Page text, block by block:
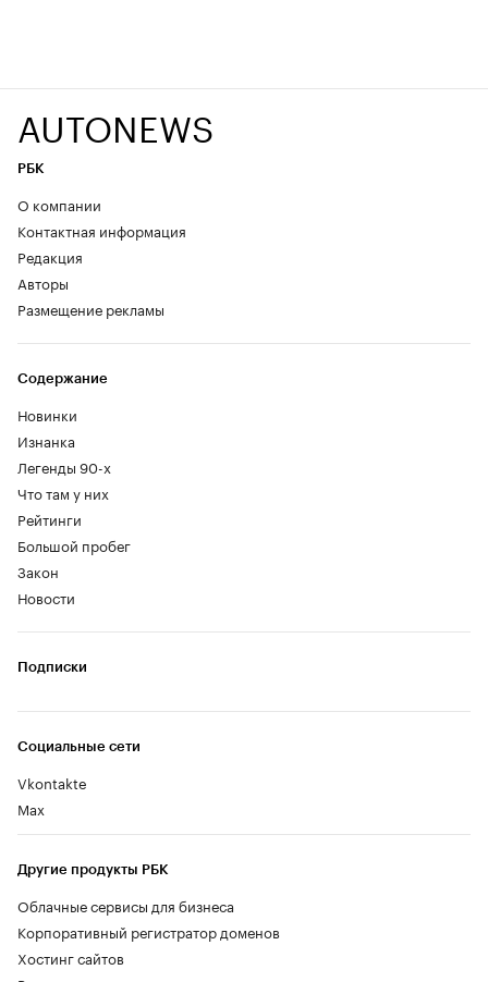
AUTONEWS
РБК
О компании
Контактная информация
Редакция
Авторы
Размещение рекламы
Содержание
Новинки
Изнанка
Легенды 90-х
Что там у них
Рейтинги
Большой пробег
Закон
Новости
Социальные сети
Vkontakte
Max
Другие продукты РБК
Облачные сервисы для бизнеса
Корпоративный регистратор доменов
Хостинг сайтов
Подписки